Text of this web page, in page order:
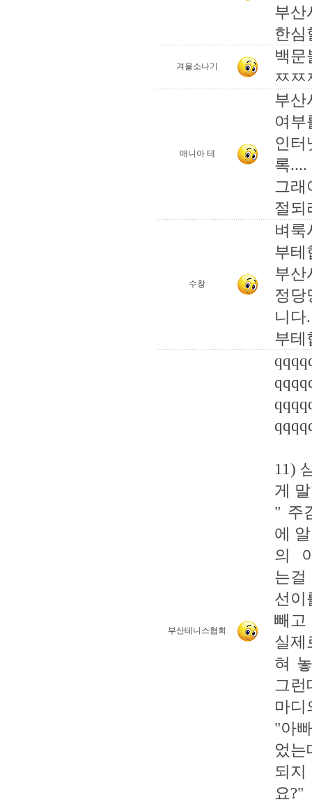
부산
한심
겨울소나기
백문
ㅉㅉ
매니아 테
부산
여부
인
록....
그래
절되
수창
벼
부테
부산
정당
니다.
부테
부산테니스협회
11)
게
" 주
에
의
는걸
선이
빼고
실제
혀
그런
마
"아
었
되
요?"